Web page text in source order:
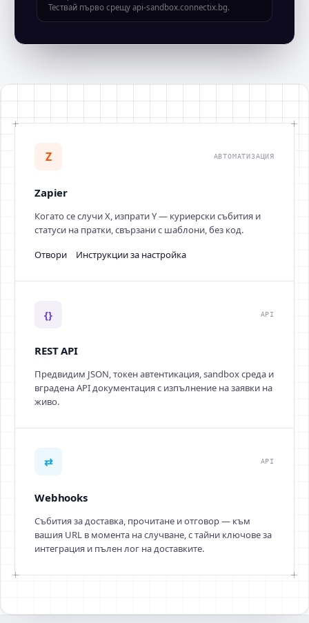
Тествай първо срещу api-sandbox.connectix.bg.
Z АВТОМАТИЗАЦИЯ
Zapier
Когато се случи X, изпрати Y — куриерски събития и
статуси на пратки, свързани с шаблони, без код.
Отвори
Инструкции за настройка
{} API
REST API
Предвидим JSON, токен автентикация, sandbox среда и
вградена API документация с изпълнение на заявки на
живо.
⇄ API
Webhooks
Събития за доставка, прочитане и отговор — към
вашия URL в момента на случване, с тайни ключове за
интеграция и пълен лог на доставките.